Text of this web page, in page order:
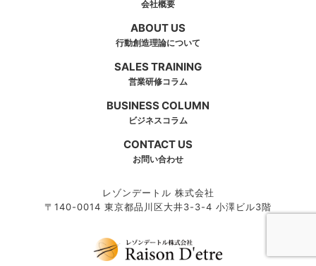
会社概要
ABOUT US
行動創造理論について
SALES TRAINING
営業研修コラム
BUSINESS COLUMN
ビジネスコラム
CONTACT US
お問い合わせ
レゾンデートル 株式会社
〒140-0014 東京都品川区大井3-3-4 小澤ビル3階